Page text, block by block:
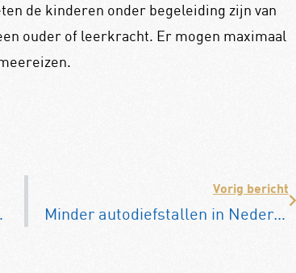
de kinderen onder begeleiding zijn van
ouder of leerkracht. Er mogen maximaal
afremt
Vorig bericht
Minder autodiefstallen in Nederland, Toyota Corolla Cross nu populairst bij criminelen